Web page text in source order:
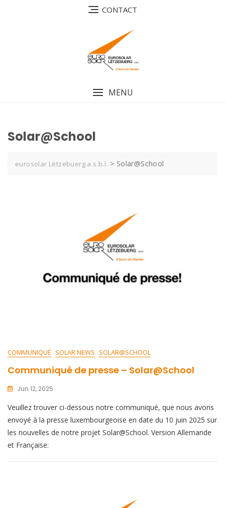
CONTACT
MENU
Solar@School
eurosolar Lëtzebuerg a.s.b.l. > Solar@School
COMMUNIQUÉ SOLAR NEWS SOLAR@SCHOOL
Communiqué de presse – Solar@School
Jun 12, 2025
Veuillez trouver ci-dessous notre communiqué, que nous avons
envoyé à la presse luxembourgeoise en date du 10 juin 2025 sur
les nouvelles de notre projet Solar@School. Version Allemande
et Française: